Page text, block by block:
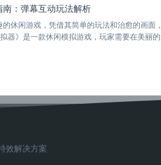
：弹幕互动玩法解析
的休闲游戏，凭借其简单的玩法和治愈的画
器》是一款休闲模拟游戏，玩家需要在美丽
效解决方案